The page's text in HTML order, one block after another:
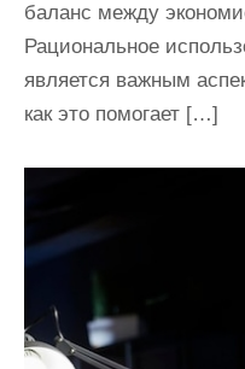
баланс между
Рациональное
является важным
как это помогает […]